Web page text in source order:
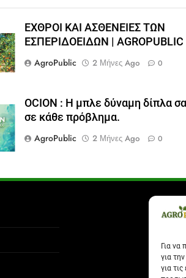
Για να
για
για
ΕΧΘΡΟΙ ΚΑΙ ΑΣΘΕΝΕΙΕΣ ΤΩΝ
ΕΣΠΕΡΙΔΟΕΙΔΩΝ | AGROPUBLIC
AgroPublic
2 Μήνες Ago 0
OCION : Η μπλε δύναμη δίπλα
σε κάθε πρόβλημα.
AgroPublic
2 Μήνες Ago 0